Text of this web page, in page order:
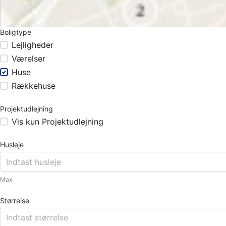
Boligtype
Lejligheder
Værelser
Huse
Rækkehuse
Projektudlejning
Vis kun Projektudlejning
Husleje
Max.
Størrelse